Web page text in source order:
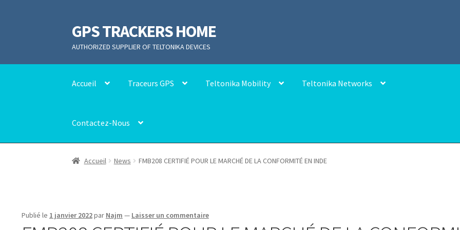
Aller
à
la
navigation
Aller
au
contenu
GPS TRACKERS HOME
AUTHORIZED SUPPLIER OF TELTONIKA DEVICES
Accueil Traceurs GPS Teltonika Mobility Teltonika Networks
Contactez-Nous
Accueil News FMB208 CERTIFIÉ POUR LE MARCHÉ DE LA CONFORMITÉ EN INDE
Publié le 1 janvier 2022par Najm — Laisser un commentaire